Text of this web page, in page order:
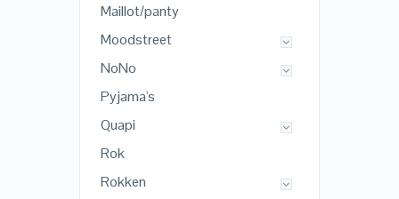
Maillot/panty
Moodstreet
NoNo
Pyjama's
Quapi
Rok
Rokken